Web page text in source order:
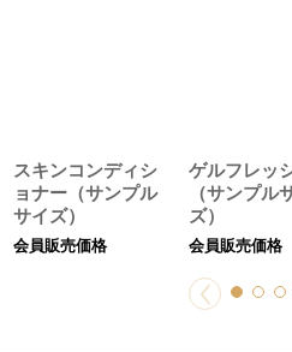
スキンコンディシ
ョナー（サンプル
サイズ）
会員販売価格
ゲルフレッ
（サンプル
ズ）
会員販売価格